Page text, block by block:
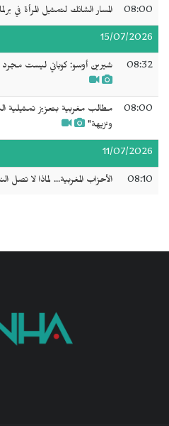
08:00 المسار الشائك لتمثيل المرأة في
15/07/2026
08:32 شيرين أوسو: كوباني ليست
08:00
مطالب مغربية بتعزيز تمثيلية
ونزيهة"
11/07/2026
08:10 الأحزاب المغربية... لماذا لا تصل